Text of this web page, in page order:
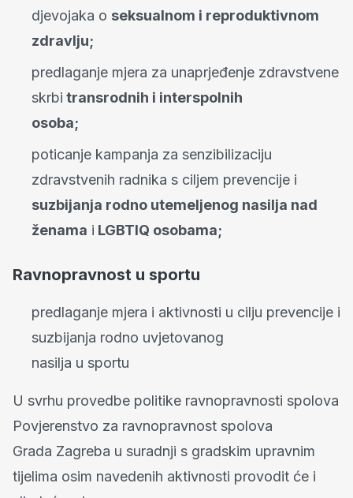
djevojaka o seksualnom i reproduktivnom
zdravlju;
predlaganje mjera za unaprjeđenje zdravstvene
skrbi transrodnih i interspolnih
osoba;
poticanje kampanja za senzibilizaciju
zdravstvenih radnika s ciljem prevencije i
suzbijanja rodno utemeljenog nasilja nad
ženama i LGBTIQ osobama;
Ravnopravnost u sportu
predlaganje mjera i aktivnosti u cilju prevencije i
suzbijanja rodno uvjetovanog
nasilja u sportu
U svrhu provedbe politike ravnopravnosti spolova
Povjerenstvo za ravnopravnost spolova
Grada Zagreba u suradnji s gradskim upravnim
tijelima osim navedenih aktivnosti provodit će i